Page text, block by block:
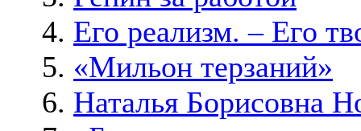
Его реализм. – Его
«Мильон терзаний»
Наталья Борисовна